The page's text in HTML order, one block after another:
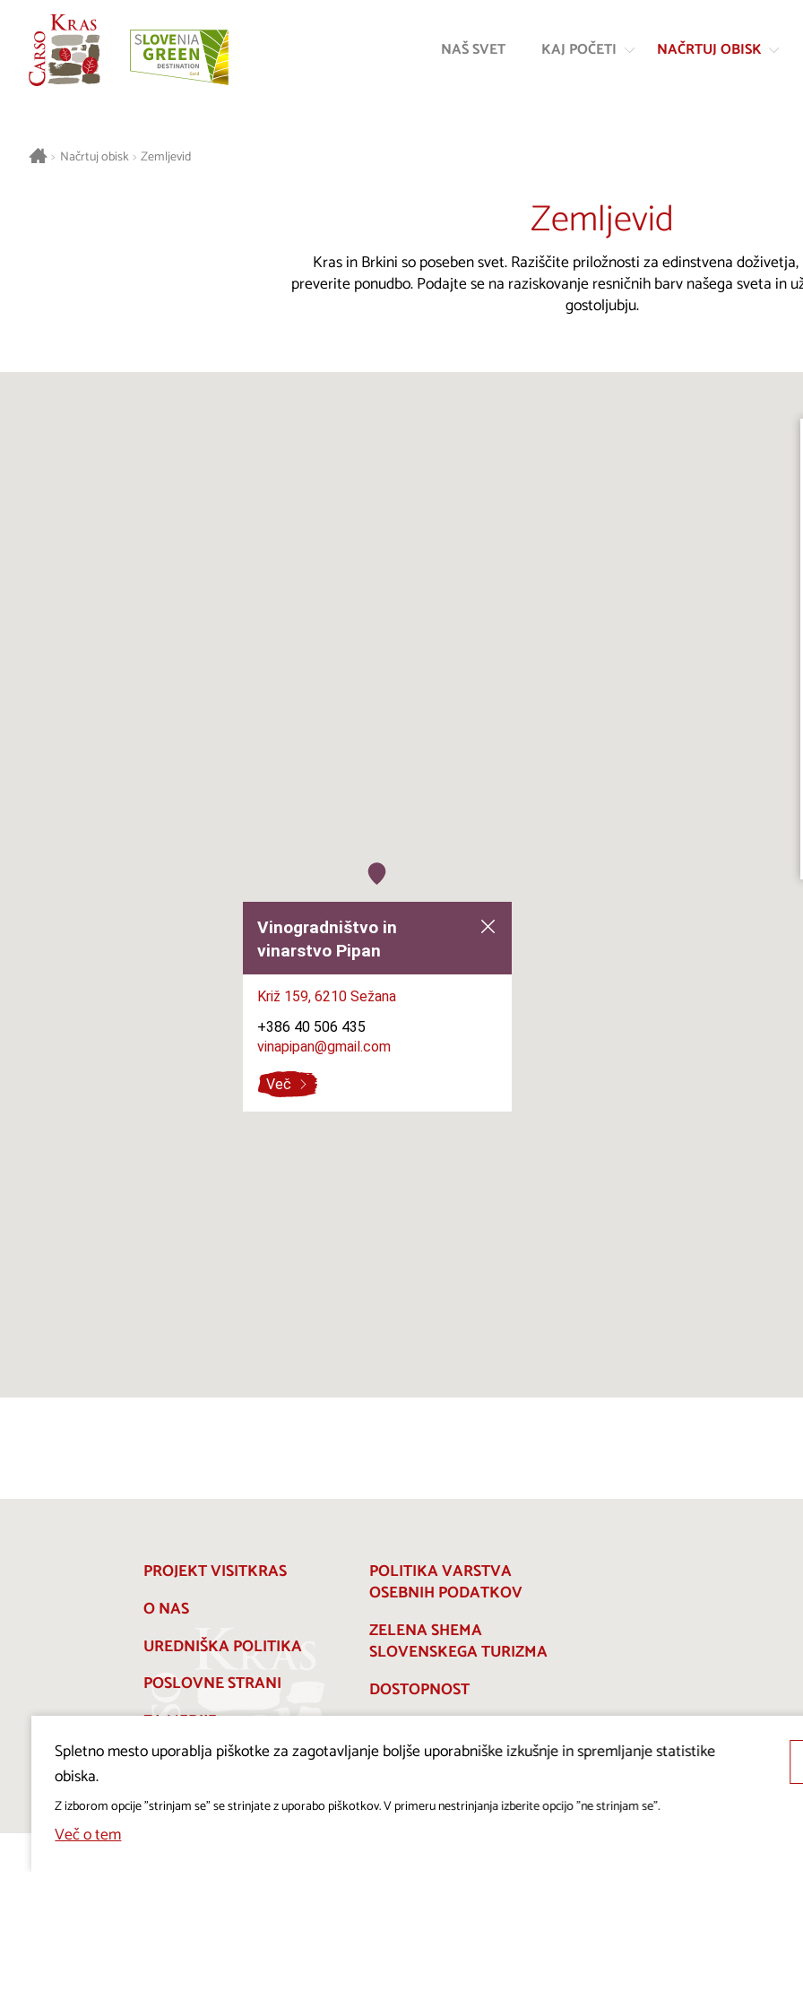
vsebino
NAŠ SVET KAJ POČETI NAČRTUJ OBISK
> Načrtuj obisk > Zemljevid
Zemljevid
Kras in Brkini so poseben svet. Raziščite priložnosti za edinstvena
preverite ponudbo. Podajte se na raziskovanje resničnih barv našega sveta in
gostoljubju.
Vinogradništvo in
vinarstvo Pipan
Križ 159,6210 Sežana
+386 40 506 435
vinapipan@gmail.com
Več
PROJEKT VISITKRAS
O NAS
UREDNIŠKA POLITIKA
POSLOVNE STRANI
ZA MEDIJE
PRAVILNIK O PIŠKOTKIH
POLITIKA VARSTVA
OSEBNIH PODATKOV
ZELENA SHEMA
SLOVENSKEGA TURIZMA
DOSTOPNOST
Spletno mesto uporablja piškotke za zagotavljanje boljše uporabniške izkušnje in spremljanje statistike
obiska.
Z izborom opcije "strinjam se" se strinjate z uporabo piškotkov. V primeru nestrinjanja izberite opcijo "ne strinjam se".
Več o tem